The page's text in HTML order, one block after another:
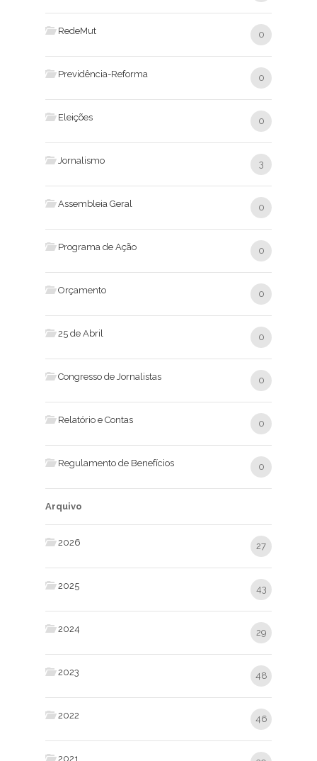
RedeMut 0
Previdência-Reforma 0
Eleições 0
Jornalismo 3
Assembleia Geral 0
Programa de Ação 0
Orçamento 0
25 de Abril 0
Congresso de Jornalistas 0
Relatório e Contas 0
Regulamento de Benefícios 0
Arquivo
2026 27
2025 43
2024 29
2023 48
2022 46
2021